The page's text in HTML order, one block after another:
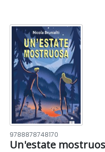
9788878748170
Un'estate